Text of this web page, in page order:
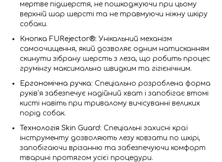
мертве підшерстя, не пошкоджуючи при цьому
верхній шар шерсті та не травмуючи ніжну шкіру
собаки.
Кнопка FURejector®: Унікальний механізм
самоочищення, який дозволяє одним натисканням
скинути зібрану шерсть з леза, що робить процес
грумінгу максимально швидким та гігієнічним.
Ергономічна ручка: Спеціально розроблена форма
руків'я забезпечує надійний хват і запобігає втомі
кисті навіть при тривалому вичісуванні великих
порід собак.
Технологія Skin Guard: Спеціальні захисні краї
інструменту дозволяють лезу ковзати по шкірі,
запобігаючи врізанню та забезпечуючи комфорт
тварині протягом усієї процедури.